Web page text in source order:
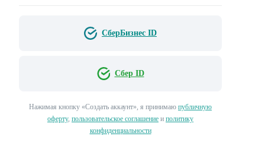
СберБизнес ID
Сбер ID
Нажимая кнопку «Создать аккаунт», я принимаю публичную
оферту, пользовательское соглашение и политику
конфиденциальности